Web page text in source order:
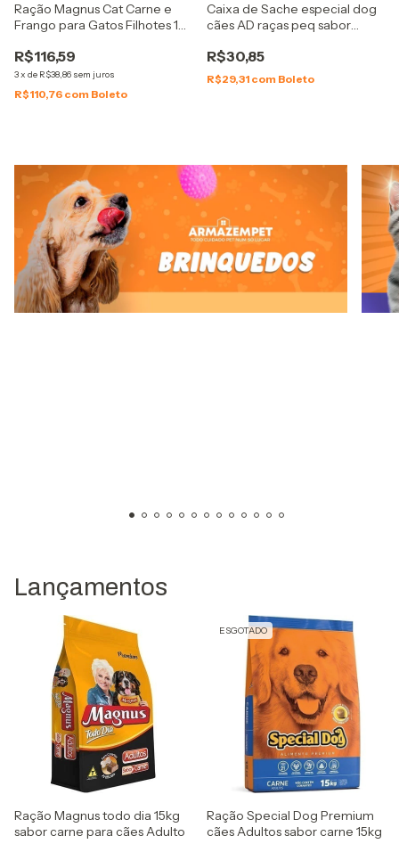
Ração Magnus Cat Carne e
Frango para Gatos Filhotes 10,1
R$116,59
3x de R$38,86 sem juros
R$110,76 com Boleto
Caixa de Sache especial dog
cães AD raças peq sabor
R$30,85
R$29,31 com Boleto
Lançamentos
Ração Magnus todo dia 15kg
sabor carne para cães Adulto
ESGOTADO
Ração Special Dog Premium
cães Adultos sabor carne 15kg